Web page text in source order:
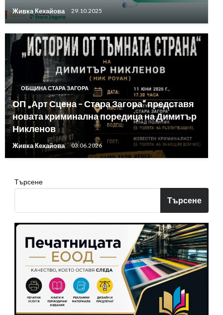
Живка Кехайова 29.10.2025
ОБЩИНА СТАРА ЗАГОРА
ОП „Арт Сцена – Стара Загора“ представя
новата криминална поредица на Димитър
Никленов
Живка Кехайова 03.06.2026
Търсене
Търсене